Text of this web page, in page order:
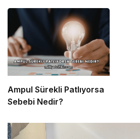
Ampul Sürekli Patlıyorsa
Sebebi Nedir?